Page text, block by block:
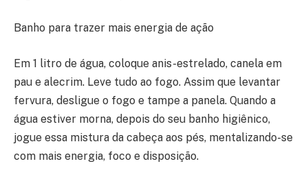
Banho para trazer mais energia de ação
Em 1 litro de água, coloque anis-estrelado, canela em
pau e alecrim. Leve tudo ao fogo. Assim que levantar
fervura, desligue o fogo e tampe a panela. Quando a
água estiver morna, depois do seu banho higiênico,
jogue essa mistura da cabeça aos pés, mentalizando-se
com mais energia, foco e disposição.